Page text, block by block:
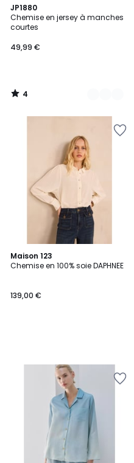
JP1880
Chemise en jersey à manches
courtes
49,99 €
4
/
5
2
Couleurs
4
/
Maison 123
Chemise en 100% soie DAPHNEE
139,00 €